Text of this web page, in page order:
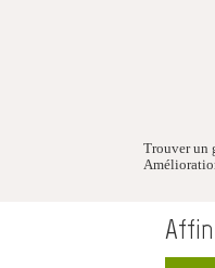
Trouver un